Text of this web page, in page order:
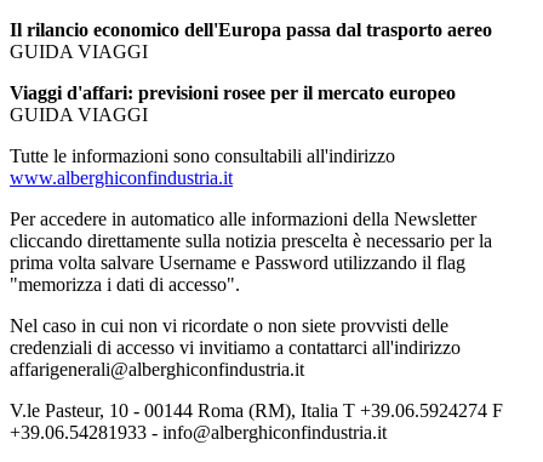
Il rilancio economico dell'Europa passa dal trasporto aereo
GUIDA VIAGGI
Viaggi d'affari: previsioni rosee per il mercato europeo
GUIDA VIAGGI
Tutte le informazioni sono consultabili all'indirizzo
www.alberghiconfindustria.it
Per accedere in automatico alle informazioni della Newsletter
cliccando direttamente sulla notizia prescelta è necessario per la
prima volta salvare Username e Password utilizzando il flag
"memorizza i dati di accesso".
Nel caso in cui non vi ricordate o non siete provvisti delle
credenziali di accesso vi invitiamo a contattarci all'indirizzo
affarigenerali@alberghiconfindustria.it
V.le Pasteur, 10 - 00144 Roma (RM), Italia T +39.06.5924274 F
+39.06.54281933 - info@alberghiconfindustria.it